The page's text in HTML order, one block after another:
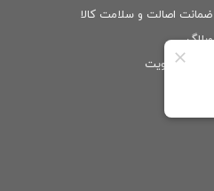
ضمانت اصالت و سلامت كالا
وبلاگ
عضویت